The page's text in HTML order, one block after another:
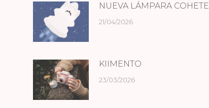
NUEVA LÁMPARA COHETE
21/04/2026
KIIMENTO
23/03/2026